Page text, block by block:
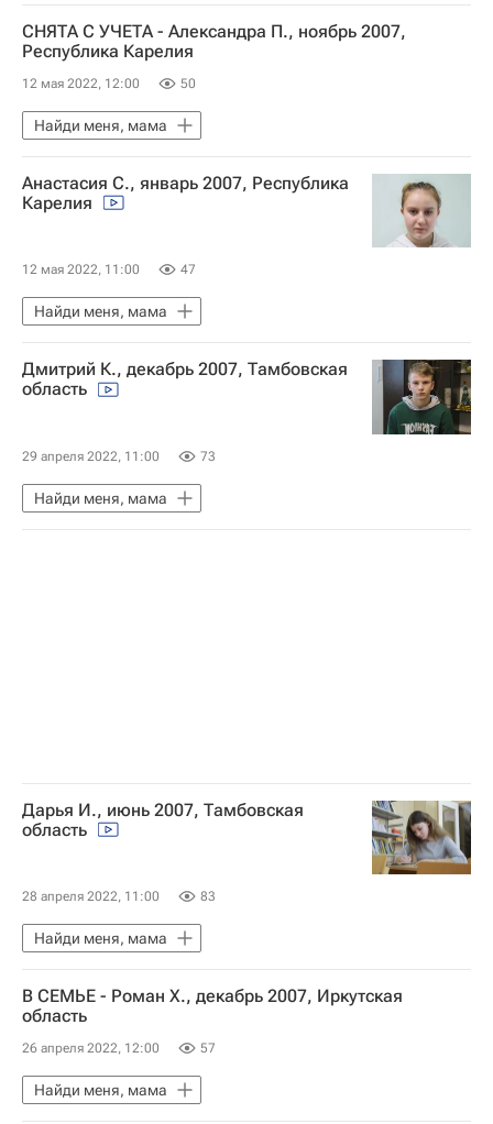
СНЯТА С УЧЕТА - Александра П., ноябрь 2007,
Республика Карелия
12 мая 2022, 12:00 50
Найди меня, мама
Анастасия С., январь 2007, Республика
Карелия
12 мая 2022, 11:00 47
Найди меня, мама
Дмитрий К., декабрь 2007, Тамбовская
область
29 апреля 2022, 11:00 73
Найди меня, мама
Дарья И., июнь 2007, Тамбовская
область
28 апреля 2022, 11:00 83
Найди меня, мама
В СЕМЬЕ - Роман Х., декабрь 2007, Иркутская
область
26 апреля 2022, 12:00 57
Найди меня, мама